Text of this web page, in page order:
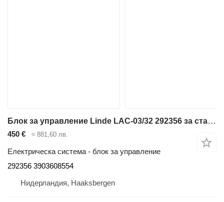
Блок за управление Linde LAC-03/32 292356 за стакер Linde L12LHP, Series 133
450 € ≈ 881,60 лв.
Електрическа система - блок за управление
292356 3903608554
Нидерландия, Haaksbergen